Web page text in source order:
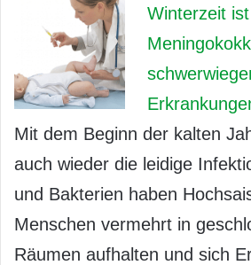
Winterzeit
Mit dem Beginn der kalten
auch wieder die leidige
und Bakterien haben
Menschen vermehrt in
Räumen aufhalten und sich